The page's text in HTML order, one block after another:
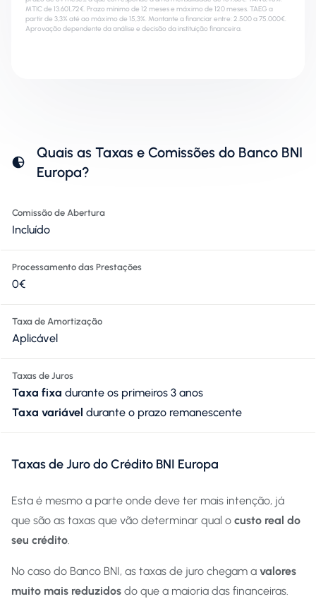
MTIC de 13.601,72€. Prazo mínimo de 12 meses e máximo de 120 meses. TAEG a
partir de 3,3% até ao máximo de 15,3%. Montante a financiar entre: 2.500 a 75.000€.
Aprovação dependente da análise e decisão da instituição financeira.
Quais as Taxas e Comissões do Banco BNI
Europa?
Comissão de Abertura
Incluído
Processamento das Prestações
0€
Taxa de Amortização
Aplicável
Taxas de Juros
Taxa fixa durante os primeiros 3 anos
Taxa variável durante o prazo remanescente
Taxas de Juro do Crédito BNI Europa
Esta é mesmo a parte onde deve ter mais intenção, já
que são as taxas que vão determinar qual o custo real do
seu crédito
No caso do Banco BNI, as taxas de juro chegam a valores
muito mais reduzidos do que a maioria das financeiras.